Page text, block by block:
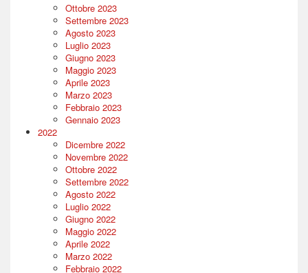
Ottobre 2023
Settembre 2023
Agosto 2023
Luglio 2023
Giugno 2023
Maggio 2023
Aprile 2023
Marzo 2023
Febbraio 2023
Gennaio 2023
2022
Dicembre 2022
Novembre 2022
Ottobre 2022
Settembre 2022
Agosto 2022
Luglio 2022
Giugno 2022
Maggio 2022
Aprile 2022
Marzo 2022
Febbraio 2022